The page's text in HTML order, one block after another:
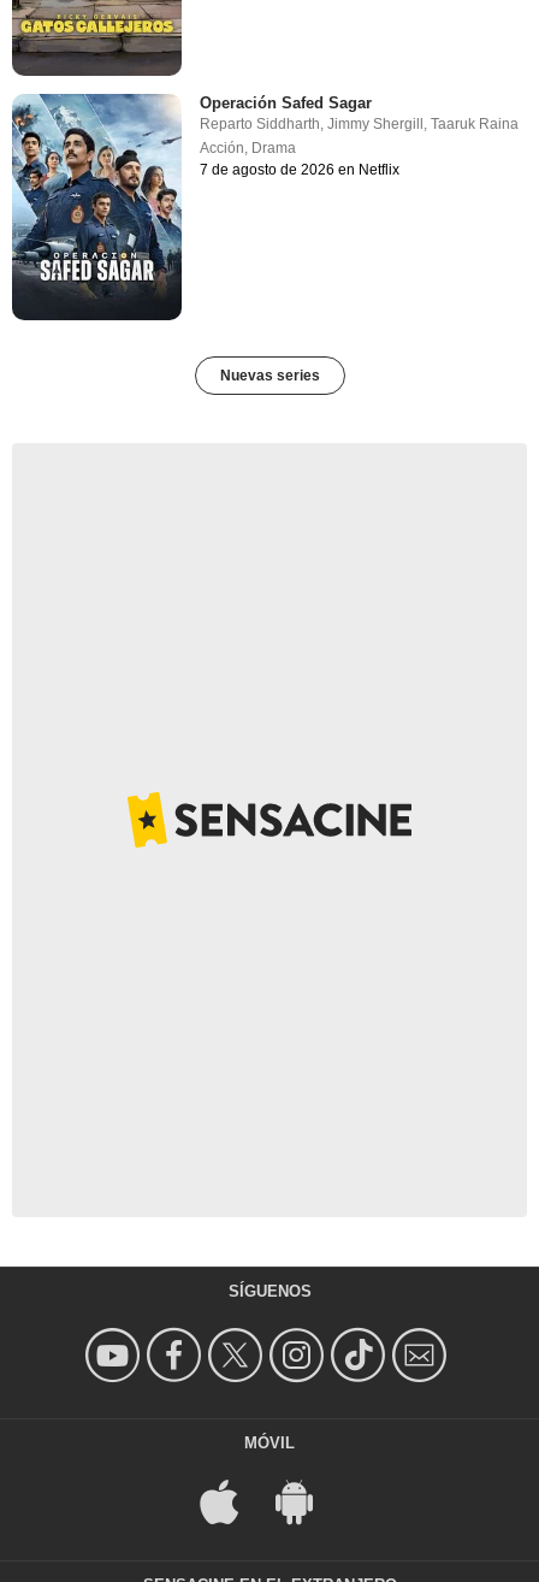
Operación Safed Sagar
RepartoSiddharth,Jimmy Shergill ,Taaruk Raina
Acción, Drama
7 de agosto de 2026 en Netflix
Nuevas series
SÍGUENOS
MÓVIL